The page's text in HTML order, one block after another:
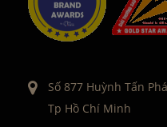
Số 877 Huỳnh Tấn
Tp Hồ Chí Minh